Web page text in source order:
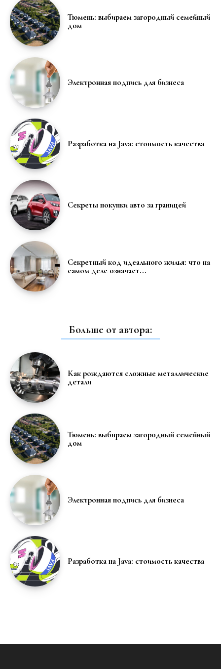
Тюмень: выбираем загородный семейный
дом
Электронная подпись для бизнеса
Разработка на Java: стоимость качества
Секреты покупки авто за границей
Секретный код идеального жилья: что на
самом деле означает...
Больше от автора:
Как рождаются сложные металлические
детали
Тюмень: выбираем загородный семейный
дом
Электронная подпись для бизнеса
Разработка на Java: стоимость качества